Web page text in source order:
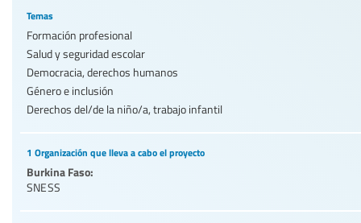
Temas
Formación profesional
Salud y seguridad escolar
Democracia, derechos humanos
Género e inclusión
Derechos del/de la niño/a, trabajo infantil
1 Organización que lleva a cabo el proyecto
Burkina Faso:
SNESS